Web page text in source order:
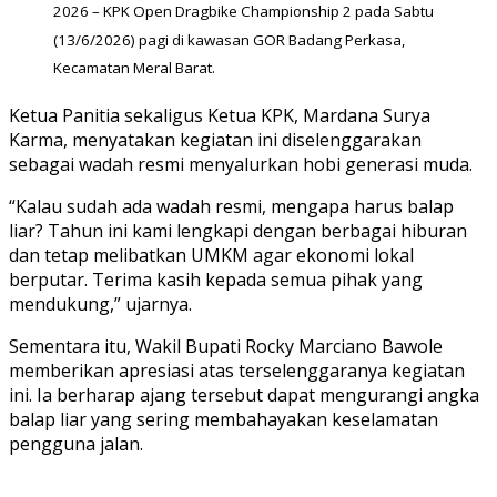
2026 – KPK Open Dragbike Championship 2 pada Sabtu
(13/6/2026) pagi di kawasan GOR Badang Perkasa,
Kecamatan Meral Barat.
Ketua Panitia sekaligus Ketua KPK, Mardana Surya
Karma, menyatakan kegiatan ini diselenggarakan
sebagai wadah resmi menyalurkan hobi generasi muda.
“Kalau sudah ada wadah resmi, mengapa harus balap
liar? Tahun ini kami lengkapi dengan berbagai hiburan
dan tetap melibatkan UMKM agar ekonomi lokal
berputar. Terima kasih kepada semua pihak yang
mendukung,” ujarnya.
Sementara itu, Wakil Bupati Rocky Marciano Bawole
memberikan apresiasi atas terselenggaranya kegiatan
ini. Ia berharap ajang tersebut dapat mengurangi angka
balap liar yang sering membahayakan keselamatan
pengguna jalan.